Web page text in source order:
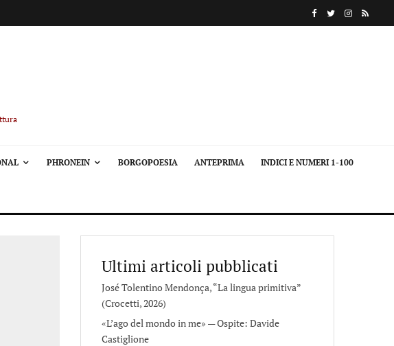
PHRONEIN BORGOPOESIA ANTEPRIMA INDICI E NUMERI 1-100
Ultimi articoli pubblicati
José Tolentino Mendonça, “La lingua primitiva”
(Crocetti, 2026)
«L’ago del mondo in me» — Ospite: Davide
Castiglione